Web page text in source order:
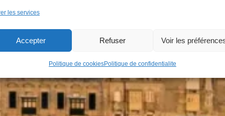
les services
Accepter Refuser Voir les
Politique de cookiesPolitique de confidentialite